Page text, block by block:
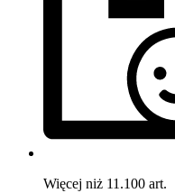
Więcej niż 11.100 art.